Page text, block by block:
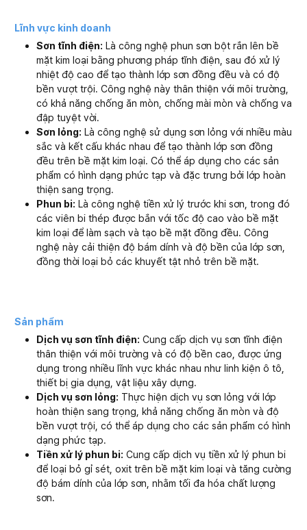
Lĩnh vực kinh doanh
Sơn tĩnh điện: Là công nghệ phun sơn bột rắn lên bề
mặt kim loại bằng phương pháp tĩnh điện, sau đó xử lý
nhiệt độ cao để tạo thành lớp sơn đồng đều và có độ
bền vượt trội. Công nghệ này thân thiện với môi trường,
có khả năng chống ăn mòn, chống mài mòn và chống va
đập tuyệt vời.
Sơn lỏng: Là công nghệ sử dụng sơn lỏng với nhiều màu
sắc và kết cấu khác nhau để tạo thành lớp sơn đồng
đều trên bề mặt kim loại. Có thể áp dụng cho các sản
phẩm có hình dạng phức tạp và đặc trưng bởi lớp hoàn
thiện sang trọng.
Phun bi: Là công nghệ tiền xử lý trước khi sơn, trong đó
các viên bi thép được bắn với tốc độ cao vào bề mặt
kim loại để làm sạch và tạo bề mặt đồng đều. Công
nghệ này cải thiện độ bám dính và độ bền của lớp sơn,
đồng thời loại bỏ các khuyết tật nhỏ trên bề mặt.
Sản phẩm
Dịch vụ sơn tĩnh điện: Cung cấp dịch vụ sơn tĩnh điện
thân thiện với môi trường và có độ bền cao, được ứng
dụng trong nhiều lĩnh vực khác nhau như linh kiện ô tô,
thiết bị gia dụng, vật liệu xây dựng.
Dịch vụ sơn lỏng: Thực hiện dịch vụ sơn lỏng với lớp
hoàn thiện sang trọng, khả năng chống ăn mòn và độ
bền vượt trội, có thể áp dụng cho các sản phẩm có hình
dạng phức tạp.
Tiền xử lý phun bi: Cung cấp dịch vụ tiền xử lý phun bi
để loại bỏ gỉ sét, oxit trên bề mặt kim loại và tăng cường
độ bám dính của lớp sơn, nhằm tối đa hóa chất lượng
sơn.